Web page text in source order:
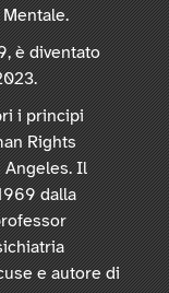
è diventato
i principi
Rights
Angeles. Il
dalla
e autore di